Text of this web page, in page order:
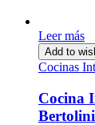
Leer más
Add to
Cocinas
Cocina